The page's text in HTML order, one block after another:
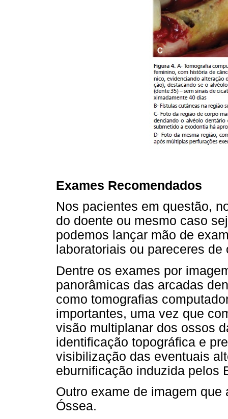
Exames Recomendados
Nos pacientes em questão,
do doente ou mesmo caso
podemos lançar mão de
laboratoriais ou pareceres
Dentre os exames por
panorâmicas das arcadas
como tomografias
importantes, uma vez que
visão multiplanar dos ossos
identificação topográfica e
visibilização das eventuais
eburnificação induzida pelos
Outro exame de imagem
Óssea.